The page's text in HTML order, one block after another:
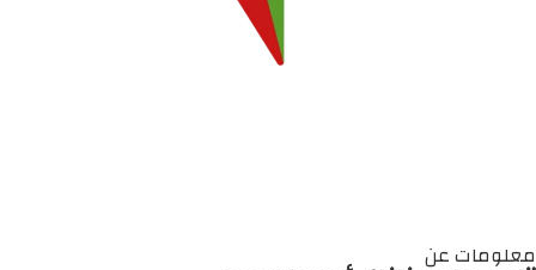
معلومات عن